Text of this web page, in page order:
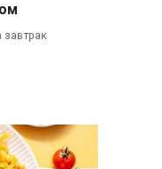
завтрак